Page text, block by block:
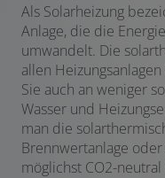
Als Solarheizung
Anlage, die die
umwandelt. Die
allen
Sie auch an weniger
Wasser und
man die
Brennwertanlage
möglichst CO2-